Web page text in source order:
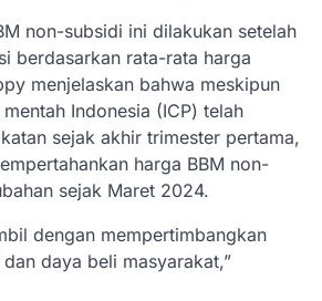
non-subsidi ini dilakukan setelah
berdasarkan rata-rata harga
menjelaskan bahwa meskipun
Indonesia (ICP) telah
sejak akhir trimester pertama,
harga BBM non-
sejak Maret 2024.
dengan mempertimbangkan
daya beli masyarakat,”